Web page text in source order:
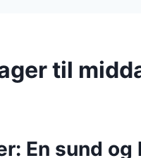
til
En sund